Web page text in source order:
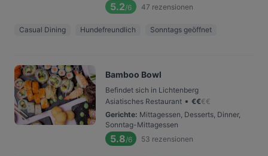
5.2/6 47 rezensionen
Casual Dining Hundefreundlich Sonntags geöffnet
Bamboo Bowl
Befindet sich in Lichtenberg
Asiatisches Restaurant • €€€€
Gerichte: Mittagessen, Desserts, Dinner,
Sonntag-Mittagessen
5.8/6 53 rezensionen